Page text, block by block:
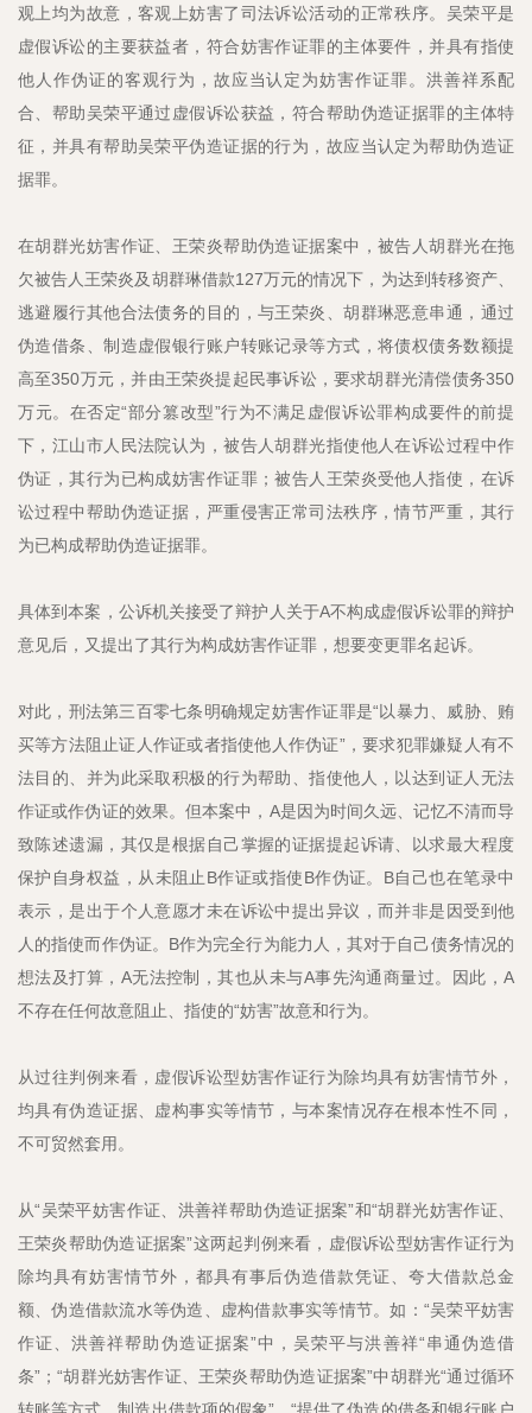
观上均为故意，客观上妨害了司法诉讼活动的正常秩序。吴荣平是
虚假诉讼的主要获益者，符合妨害作证罪的主体要件，并具有指使
他人作伪证的客观行为，故应当认定为妨害作证罪。洪善祥系配
合、帮助吴荣平通过虚假诉讼获益，符合帮助伪造证据罪的主体特
征，并具有帮助吴荣平伪造证据的行为，故应当认定为帮助伪造证
据罪。
在胡群光妨害作证、王荣炎帮助伪造证据案中，被告人胡群光在拖
欠被告人王荣炎及胡群琳借款127万元的情况下，为达到转移资产、
逃避履行其他合法债务的目的，与王荣炎、胡群琳恶意串通，通过
伪造借条、制造虚假银行账户转账记录等方式，将债权债务数额提
高至350万元，并由王荣炎提起民事诉讼，要求胡群光清偿债务350
万元。在否定“部分篡改型”行为不满足虚假诉讼罪构成要件的前提
下，江山市人民法院认为，被告人胡群光指使他人在诉讼过程中作
伪证，其行为已构成妨害作证罪；被告人王荣炎受他人指使，在诉
讼过程中帮助伪造证据，严重侵害正常司法秩序，情节严重，其行
为已构成帮助伪造证据罪。
具体到本案，公诉机关接受了辩护人关于A不构成虚假诉讼罪的辩护
意见后，又提出了其行为构成妨害作证罪，想要变更罪名起诉。
对此，刑法第三百零七条明确规定妨害作证罪是“以暴力、威胁、贿
买等方法阻止证人作证或者指使他人作伪证”，要求犯罪嫌疑人有不
法目的、并为此采取积极的行为帮助、指使他人，以达到证人无法
作证或作伪证的效果。但本案中，A是因为时间久远、记忆不清而导
致陈述遗漏，其仅是根据自己掌握的证据提起诉请、以求最大程度
保护自身权益，从未阻止B作证或指使B作伪证。B自己也在笔录中
表示，是出于个人意愿才未在诉讼中提出异议，而并非是因受到他
人的指使而作伪证。B作为完全行为能力人，其对于自己债务情况的
想法及打算，A无法控制，其也从未与A事先沟通商量过。因此，A
不存在任何故意阻止、指使的“妨害”故意和行为。
从过往判例来看，虚假诉讼型妨害作证行为除均具有妨害情节外，
均具有伪造证据、虚构事实等情节，与本案情况存在根本性不同，
不可贸然套用。
从“吴荣平妨害作证、洪善祥帮助伪造证据案”和“胡群光妨害作证、
王荣炎帮助伪造证据案”这两起判例来看，虚假诉讼型妨害作证行为
除均具有妨害情节外，都具有事后伪造借款凭证、夸大借款总金
额、伪造借款流水等伪造、虚构借款事实等情节。如：“吴荣平妨害
作证、洪善祥帮助伪造证据案”中，吴荣平与洪善祥“串通伪造借
条”；“胡群光妨害作证、王荣炎帮助伪造证据案”中胡群光“通过循环